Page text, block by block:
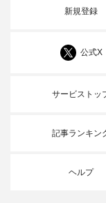
新規登録
公式X
サービストッ
記事ランキン
ヘルプ